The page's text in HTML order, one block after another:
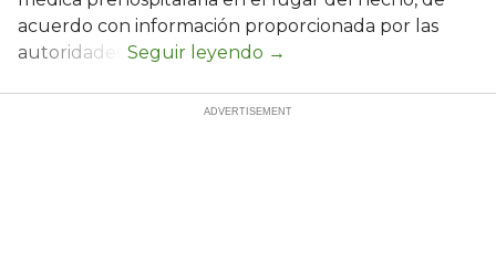
acuerdo con información proporcionada por las
autoridades.